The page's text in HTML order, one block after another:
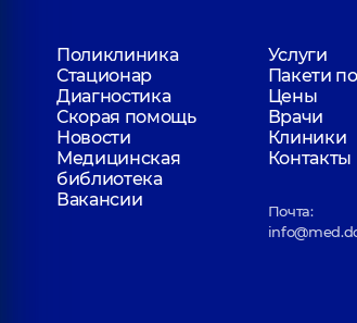
Поликлиника
Услуги
Стационар
Пакети
Диагностика
Цены
Скорая помощь
Врачи
Новости
Клиники
Медицинская
библиотека
Контакты
Вакансии
Почта: